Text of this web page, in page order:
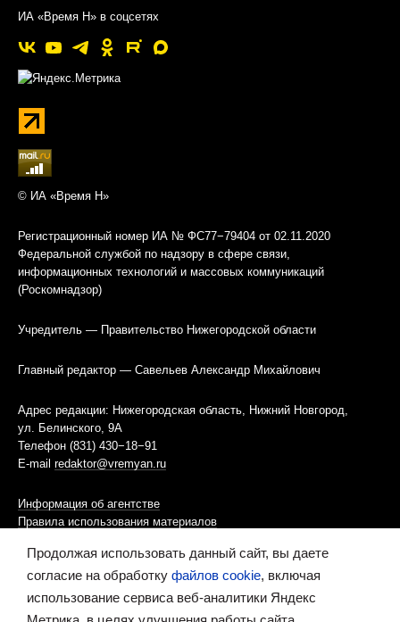
ИА «Время Н» в соцсетях
© ИА «Время Н»
Регистрационный номер ИА № ФС77−79404 от 02.11.2020
Федеральной службой по надзору в сфере связи,
информационных технологий и массовых коммуникаций
(Роскомнадзор)
Учредитель — Правительство Нижегородской области
Главный редактор — Савельев Александр Михайлович
Адрес редакции: Нижегородская область, Нижний Новгород,
ул. Белинского, 9А
Телефон (831) 430−18−91
E-mail redaktor@vremyan.ru
Информация об агентстве
Правила использования материалов
Информационная политика использования «cookies»-файлов
Ресурс содержит материалы 16+
Продолжая использовать данный сайт, вы даете
согласие на обработку файлов cookie, включая
использование сервиса веб-аналитики Яндекс